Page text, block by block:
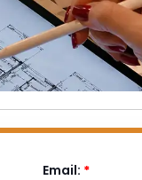
Email: *